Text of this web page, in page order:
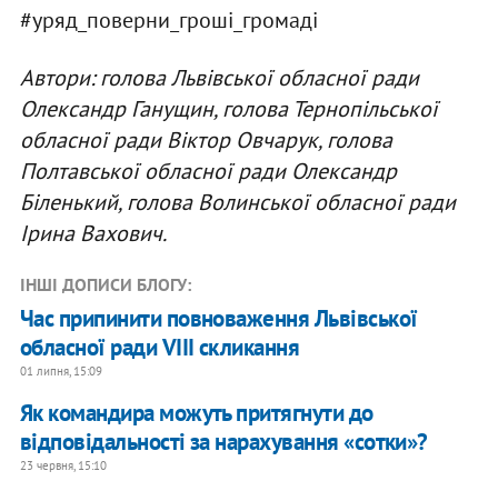
#уряд_поверни_гроші_громаді
Автори: голова Львівської обласної ради
Олександр Ганущин, голова Тернопільської
обласної ради Віктор Овчарук, голова
Полтавської обласної ради Олександр
Біленький, голова Волинської обласної ради
Ірина Вахович.
ІНШІ ДОПИСИ БЛОГУ:
Час припинити повноваження Львівської
обласної ради VIII скликання
01 липня, 15:09
Як командира можуть притягнути до
відповідальності за нарахування «сотки»?
23 червня, 15:10